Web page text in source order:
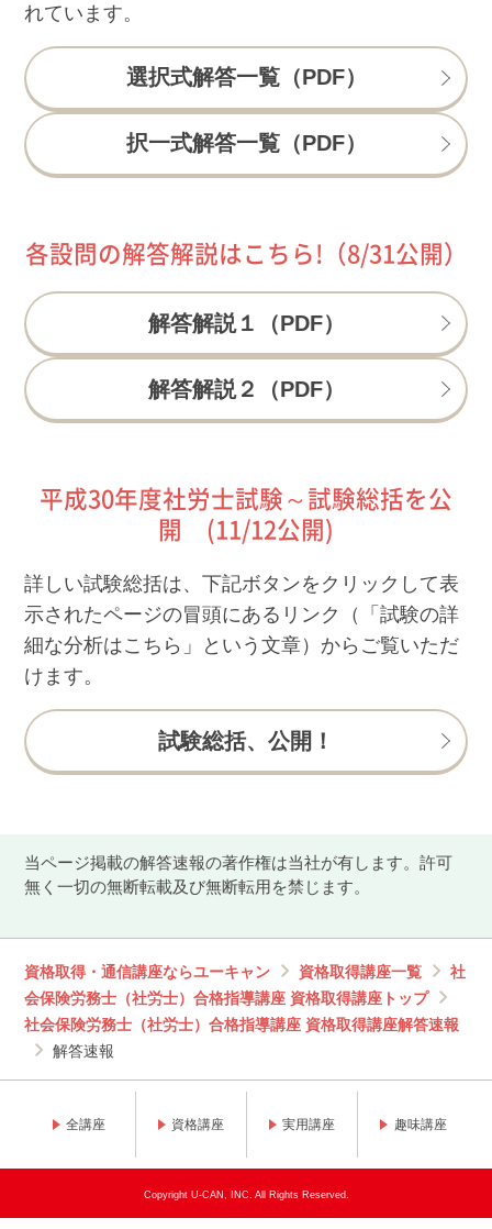
れています。
選択式解答一覧（PDF）
択一式解答一覧（PDF）
各設問の解答解説はこちら!（8/31公開）
解答解説１（PDF）
解答解説２（PDF）
平成30年度社労士試験～試験総括を公
開 (11/12公開)
詳しい試験総括は、下記ボタンをクリックして表
示されたページの冒頭にあるリンク（「試験の詳
細な分析はこちら」という文章）からご覧いただ
けます。
試験総括、公開！
当ページ掲載の解答速報の著作権は当社が有します。許可
無く一切の無断転載及び無断転用を禁じます。
資格取得・通信講座ならユーキャン 資格取得講座一覧
社
会保険労務士（社労士）合格指導講座 資格取得講座トップ
社会保険労務士（社労士）合格指導講座 資格取得講座解答速報
解答速報
全講座 資格講座 実用講座 趣味講座
Copyright U-CAN, INC. All Rights Reserved.